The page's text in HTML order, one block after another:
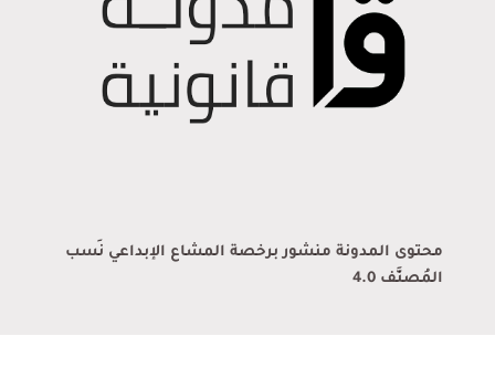
محتوى المدونة منشور برخصة المشاع الإبداعي نَسب
المُصنَّف 4.0